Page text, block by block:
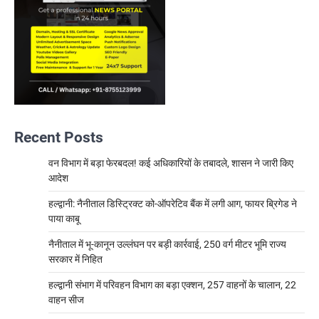
Recent Posts
वन विभाग में बड़ा फेरबदल! कई अधिकारियों के तबादले, शासन ने जारी किए
आदेश
हल्द्वानी: नैनीताल डिस्ट्रिक्ट को-ऑपरेटिव बैंक में लगी आग, फायर ब्रिगेड ने
पाया काबू
नैनीताल में भू-कानून उल्लंघन पर बड़ी कार्रवाई, 250 वर्ग मीटर भूमि राज्य
सरकार में निहित
हल्द्वानी संभाग में परिवहन विभाग का बड़ा एक्शन, 257 वाहनों के चालान, 22
वाहन सीज